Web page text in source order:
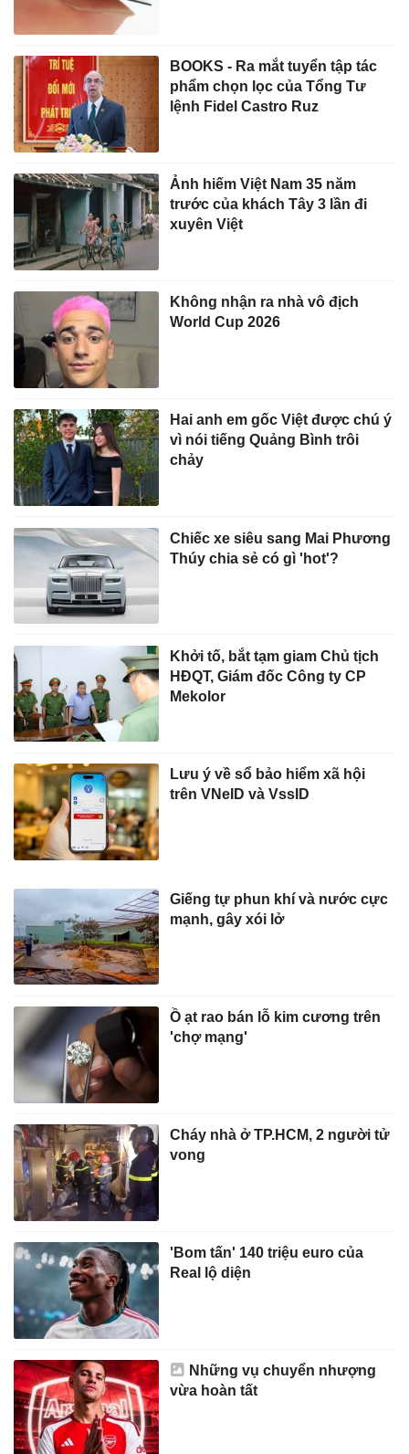
BOOKS - Ra mắt tuyển tập tác
phẩm chọn lọc của Tổng Tư
lệnh Fidel Castro Ruz
Ảnh hiếm Việt Nam 35 năm
trước của khách Tây 3 lần đi
xuyên Việt
Không nhận ra nhà vô địch
World Cup 2026
Hai anh em gốc Việt được chú ý
vì nói tiếng Quảng Bình trôi
chảy
Chiếc xe siêu sang Mai Phương
Thúy chia sẻ có gì 'hot'?
Khởi tố, bắt tạm giam Chủ tịch
HĐQT, Giám đốc Công ty CP
Mekolor
Lưu ý về sổ bảo hiểm xã hội
trên VNeID và VssID
Giếng tự phun khí và nước cực
mạnh, gây xói lở
Ồ ạt rao bán lỗ kim cương trên
'chợ mạng'
Cháy nhà ở TP.HCM, 2 người tử
vong
'Bom tấn' 140 triệu euro của
Real lộ diện
Những vụ chuyển nhượng
vừa hoàn tất